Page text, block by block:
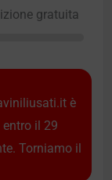
gratuita
è
il 29
Torniamo il